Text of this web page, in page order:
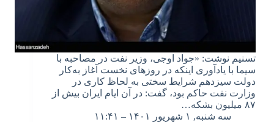
تسنیم نوشت: «جواد اوجی، وزیر نفت در مصاحبه با
سیما با یادآوری اینکه در روزهای نخست آغاز به‌کار
دولت سیزدهم شرایط سختی به لحاظ کاری در
وزارت نفت حاکم بود، گفت: در آن ایام ایران بیش از
۸۷ میلیون بشکه…
سه شنبه, ۱ شهریور ۱۴۰۱ – ۱۱:۴۱